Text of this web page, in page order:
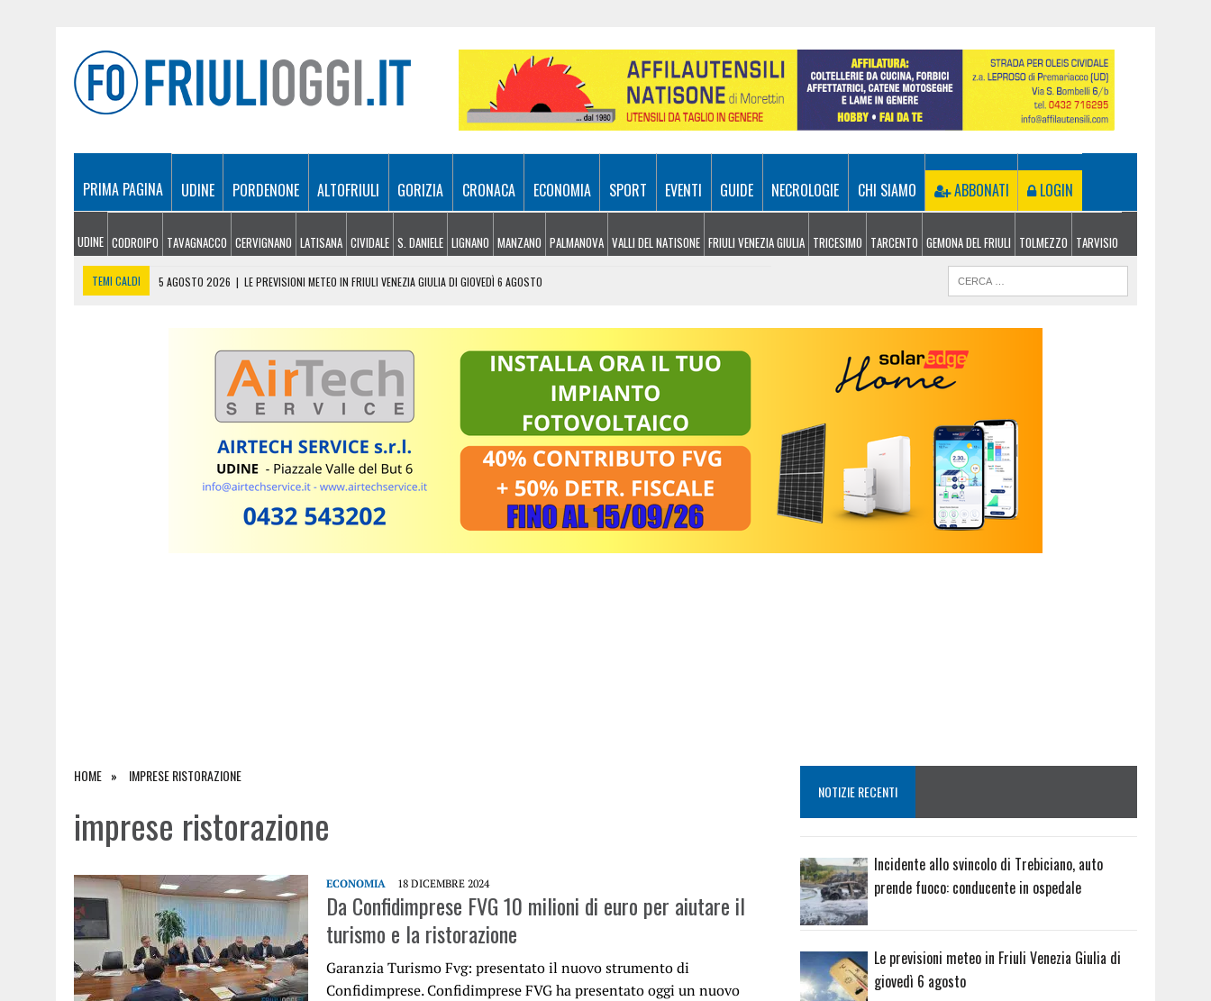
PRIMA PAGINA UDINE PORDENONE ALTOFRIULI GORIZIA CRONACA ECONOMIA SPORT EVENTI GUIDE NECROLOGIE CHI SIAMO ABBONATI LOGIN
UDINE CODROIPO TAVAGNACCO CERVIGNANO LATISANA CIVIDALE S. DANIELE LIGNANO MANZANO PALMANOVA VALLI DEL NATISONE FRIULI VENEZIA GIULIA TRICESIMO TARCENTO GEMONA DEL FRIULI TOLMEZZO TARVISIO
TEMI CALDI 5 AGOSTO 2026 | LE PREVISIONI METEO IN FRIULI VENEZIA GIULIA DI GIOVEDÌ 6 AGOSTO
ORIGINARIO DI BANNIA TRA I MORTI DI MARCINELLE: PIETRO BASSO IDENTIFICATO DOPO 70 ANNI
INCIDENTE ALLO SVINCOLO DI TREBICIANO, AUTO PRENDE FUOCO: CONDUCENTE IN OSPEDALE
HOME IMPRESE RISTORAZIONE
imprese ristorazione
ECONOMIA 18 DICEMBRE 2024
Da Confidimprese FVG 10 milioni di euro per aiutare il
turismo e la ristorazione
Garanzia Turismo Fvg: presentato il nuovo strumento di
Confidimprese. Confidimprese FVG ha presentato oggi un nuovo
NOTIZIE RECENTI
Incidente allo svincolo di Trebiciano, auto
prende fuoco: conducente in ospedale
Le previsioni meteo in Friuli Venezia Giulia di
giovedì 6 agosto